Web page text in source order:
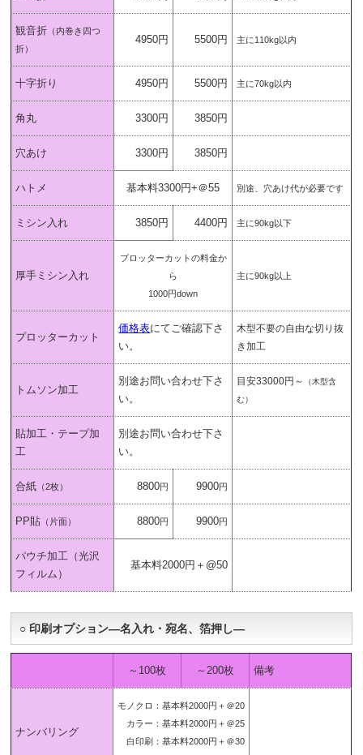
観音折 （内巻き四つ
折）
4950円 5500円 主に110kg以内
十字折り 4950円 5500円 主に70kg以内
角丸 3300円 3850円
穴あけ 3300円 3850円
ハトメ 基本料3300円+＠55 別途、穴あけ代が必要です
ミシン入れ 3850円 4400円 主に90kg以下
厚手ミシン入れ
プロッターカットの料金か
ら
1000円down
主に90kg以上
プロッターカット
価格表にてご確認下さ
い。
木型不要の自由な切り抜
き加工
トムソン加工
別途お問い合わせ下さ
い。
目安33000円～
（木型含
む）
貼加工・テープ加
工
別途お問い合わせ下さ
い。
合紙 （2枚） 8800円 9900円
PP貼 （片面） 8800円 9900円
パウチ加工（光沢
フィルム）
基本料2000円＋@50
○ 印刷オプション―名入れ・宛名、箔押し―
～100枚 ～200枚 備考
ナンバリング
モノクロ：基本料2000円＋＠20
カラー：基本料2000円＋＠25
白印刷：基本料2000円＋＠30